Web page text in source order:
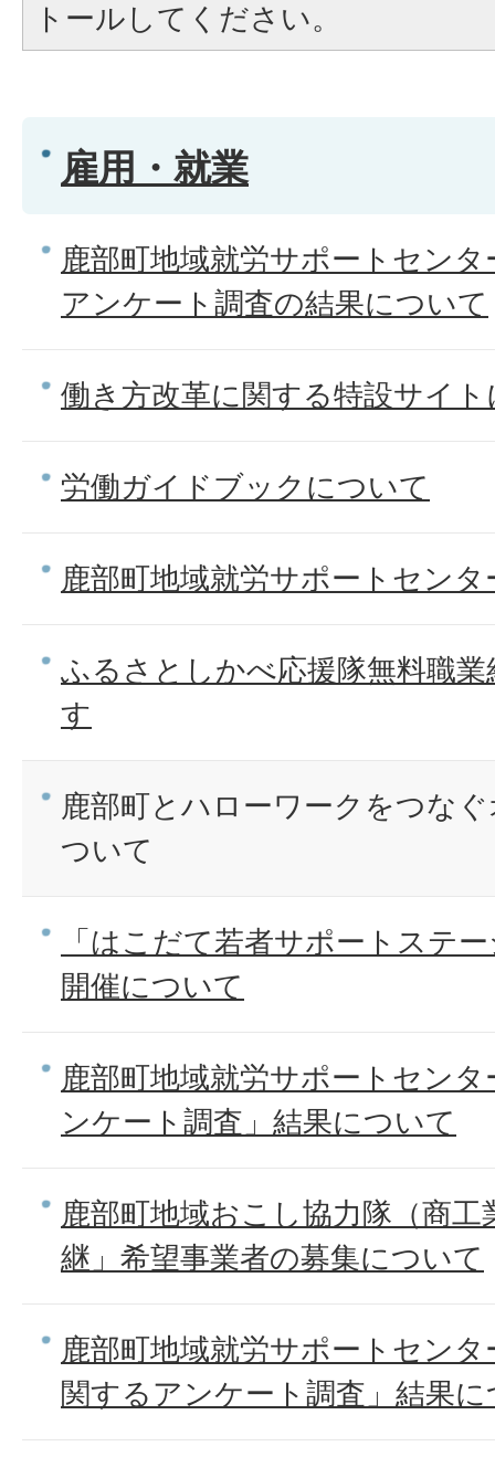
トールしてください。
雇用・就業
鹿部町地域就労サポートセン
アンケート調査の結果について
働き方改革に関する特設サイ
労働ガイドブックについて
鹿部町地域就労サポートセン
ふるさとしかべ応援隊無料職
す
鹿部町とハローワークをつな
ついて
「はこだて若者サポートステ
開催について
鹿部町地域就労サポートセン
ンケート調査」結果について
鹿部町地域おこし協力隊（商
継」希望事業者の募集について
鹿部町地域就労サポートセン
関するアンケート調査」結果